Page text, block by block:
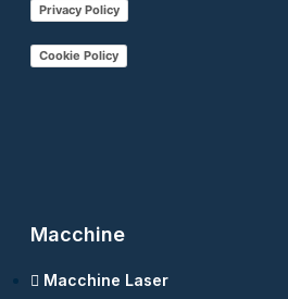
Privacy Policy
Cookie Policy
Macchine
Macchine Laser